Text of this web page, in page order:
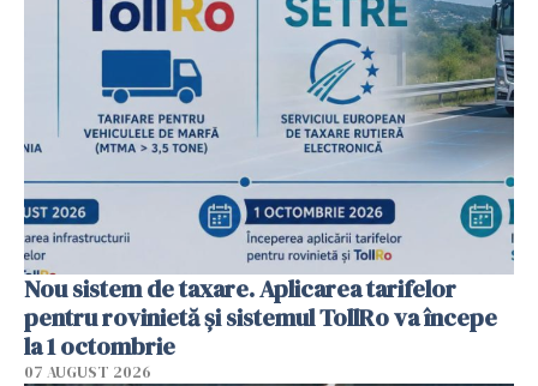
Nou sistem de taxare. Aplicarea tarifelor
pentru rovinietă şi sistemul TollRo va începe
la 1 octombrie
07 AUGUST 2026